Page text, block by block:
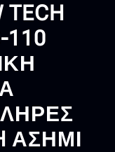
TECH
110
ΑΣΗΜΙ